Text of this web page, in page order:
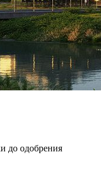
до одобрения